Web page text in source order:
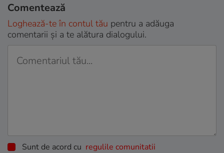
Comentează
Loghează-te în contul tău pentru a adăuga
comentarii și a te alătura dialogului.
Sunt de acord cu regulile comunitatii